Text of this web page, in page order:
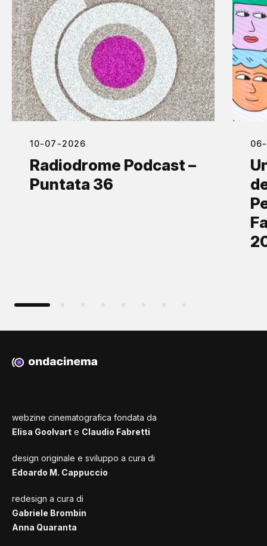
10-07-2026
Radiodrome Podcast –
Puntata 36
webzine cinematografica fondata da
Elisa Goolvart e Claudio Fabretti
design originale e sviluppo a cura di
Edoardo M. Cappuccio
redesign a cura di
Gabriele Brombin
Anna Quaranta